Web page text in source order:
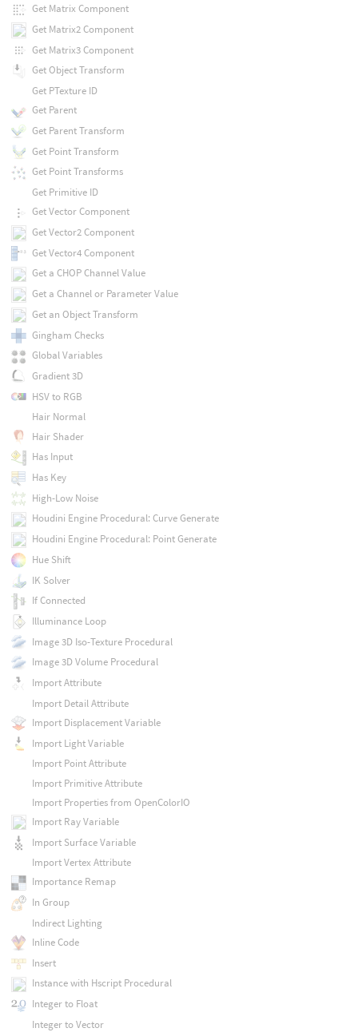
Get Matrix Component
Get Matrix2 Component
Get Matrix3 Component
Get Object Transform
Get PTexture ID
Get Parent
Get Parent Transform
Get Point Transform
Get Point Transforms
Get Primitive ID
Get Vector Component
Get Vector2 Component
Get Vector4 Component
Get a CHOP Channel Value
Get a Channel or Parameter Value
Get an Object Transform
Gingham Checks
Global Variables
Gradient 3D
HSV to RGB
Hair Normal
Hair Shader
Has Input
Has Key
High-Low Noise
Houdini Engine Procedural: Curve Generate
Houdini Engine Procedural: Point Generate
Hue Shift
IK Solver
If Connected
Illuminance Loop
Image 3D Iso-Texture Procedural
Image 3D Volume Procedural
Import Attribute
Import Detail Attribute
Import Displacement Variable
Import Light Variable
Import Point Attribute
Import Primitive Attribute
Import Properties from OpenColorIO
Import Ray Variable
Import Surface Variable
Import Vertex Attribute
Importance Remap
In Group
Indirect Lighting
Inline Code
Insert
Instance with Hscript Procedural
Integer to Float
Integer to Vector